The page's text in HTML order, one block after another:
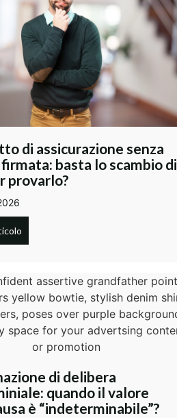
di assicurazione senza
basta lo scambio di
provarlo?
di delibera
quando il valore
è “indeterminabile”?